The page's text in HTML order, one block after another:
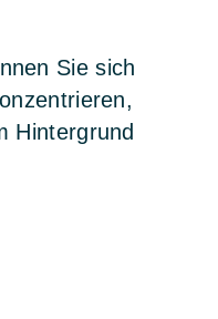
Sie sich
Hintergrund